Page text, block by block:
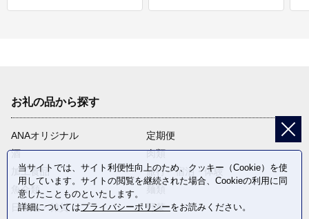
お礼の品から探す
ANAオリジナル
定期便
酒
肉類
加工食品
旅行・宿泊・体験
魚介類
日用品・雑貨
野菜
当サイトでは、サイト利便性向上のため、クッキー（Cookie）を使
用しています。サイトの閲覧を継続された場合、Cookieの利用に同
意したことものといたします。
詳細についてはプライバシーポリシーをお読みください。